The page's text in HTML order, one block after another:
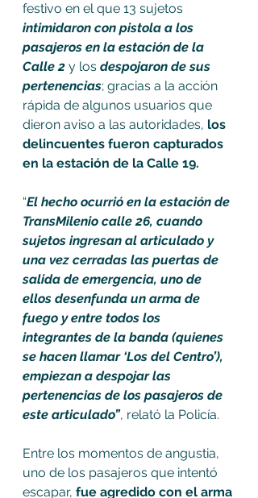
festivo en el que 13 sujetos
intimidaron con pistola a los
pasajeros en la estación de la
Calle 2 y los despojaron de sus
pertenencias; gracias a la acción
rápida de algunos usuarios que
dieron aviso a las autoridades, los
delincuentes fueron capturados
en la estación de la Calle 19.
“El hecho ocurrió en la estación de
TransMilenio calle 26, cuando
sujetos ingresan al articulado y
una vez cerradas las puertas de
salida de emergencia, uno de
ellos desenfunda un arma de
fuego y entre todos los
integrantes de la banda (quienes
se hacen llamar ‘Los del Centro’),
empiezan a despojar las
pertenencias de los pasajeros de
este articulado”, relató la Policía.
Entre los momentos de angustia,
uno de los pasajeros que intentó
escapar, fue agredido con el arma